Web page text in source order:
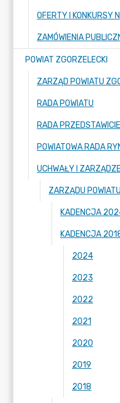
OFERTY I KONKURSY
POWIAT ZGORZELECKI
ZARZĄD POWIATU
RADA POWIATU
POWIATOWA RADA
UCHWAŁY I
KADENCJA
KADENCJA
2024
2023
2022
2021
2020
2019
2018